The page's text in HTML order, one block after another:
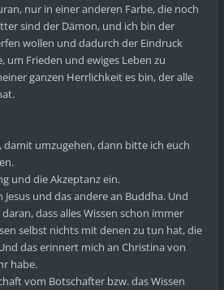
nur in einer anderen Farbe, die noch
sind der Dämon, und ich bin der
wollen und dadurch der Eindruck
um Frieden und ewiges Leben zu
ganzen Herrlichkeit es bin, der alle
damit umzugehen, dann bitte ich euch
und die Akzeptanz ein.
und das andere an Buddha. Und
dass alles Wissen schon immer
selbst nichts mit denen zu tun hat, die
das erinnert mich an Christina von
habe.
vom Botschafter bzw. das Wissen